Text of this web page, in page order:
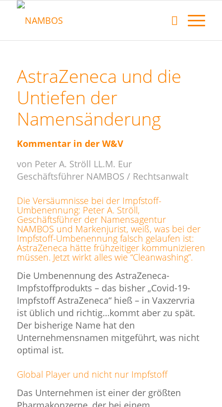
AstraZeneca und die
Untiefen der
Namensänderung
Kommentar in der W&V
von Peter A. Ströll LL.M. Eur
Geschäftsführer NAMBOS / Rechtsanwalt
Die Versäumnisse bei der Impfstoff-
Umbenennung: Peter A. Ströll,
Geschäftsführer der Namensagentur
NAMBOS und Markenjurist, weiß, was bei der
Impfstoff-Umbenennung falsch gelaufen ist:
AstraZeneca hätte frühzeitiger kommunizieren
müssen. Jetzt wirkt alles wie “Cleanwashing”.
Die Umbenennung des AstraZeneca-
Impfstoffprodukts – das bisher „Covid-19-
Impfstoff AstraZeneca“ hieß – in Vaxzervria
ist üblich und richtig…kommt aber zu spät.
Der bisherige Name hat den
Unternehmensnamen mitgeführt, was nicht
optimal ist.
Global Player und nicht nur Impfstoff
Das Unternehmen ist einer der größten